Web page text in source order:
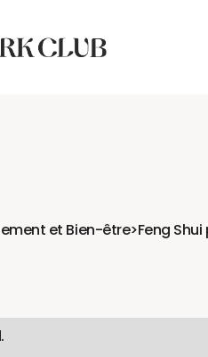
et Bien-être>Feng